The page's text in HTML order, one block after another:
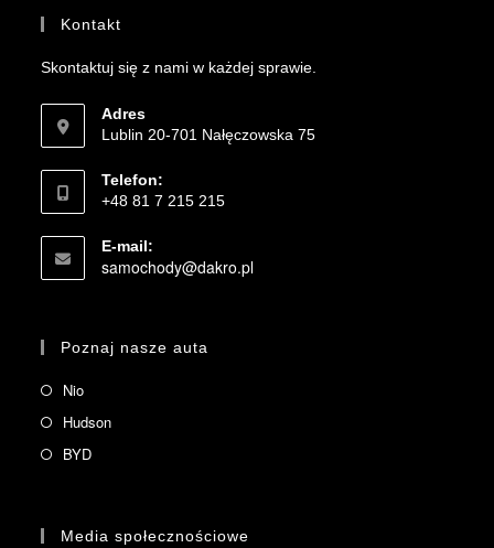
Kontakt
Skontaktuj się z nami w każdej sprawie.
Adres
Lublin 20-701 Nałęczowska 75
Telefon:
+48 81 7 215 215
E-mail:
samochody@dakro.pl
Poznaj nasze auta
Nio
Hudson
BYD
Media społecznościowe